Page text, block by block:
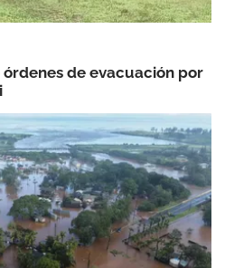
de evacuación por